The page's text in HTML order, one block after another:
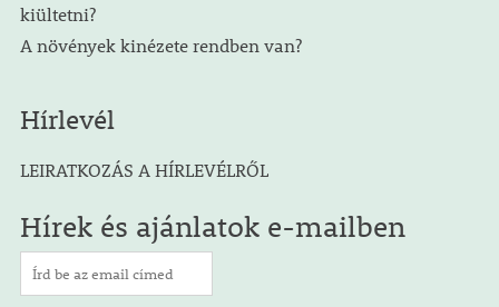
kiültetni?
A növények kinézete rendben van?
Hírlevél
LEIRATKOZÁS A HÍRLEVÉLRŐL
Hírek és ajánlatok e-mailben